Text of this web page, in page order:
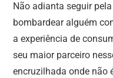
Não adianta seguir
bombardear alguém
a experiência de
seu maior parceiro
encruzilhada onde não